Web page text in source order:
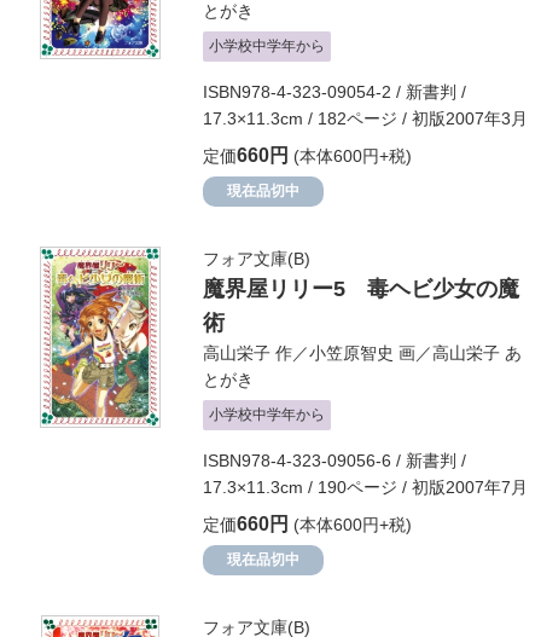
とがき
小学校中学年から
ISBN978-4-323-09054-2 / 新書判 /
17.3×11.3cm / 182ページ / 初版2007年3月
定価660円 (本体600円+税)
現在品切中
フォア文庫(B)
魔界屋リリー5 毒ヘビ少女の魔
術
高山栄子 作／小笠原智史 画／高山栄子 あ
とがき
小学校中学年から
ISBN978-4-323-09056-6 / 新書判 /
17.3×11.3cm / 190ページ / 初版2007年7月
定価660円 (本体600円+税)
現在品切中
フォア文庫(B)